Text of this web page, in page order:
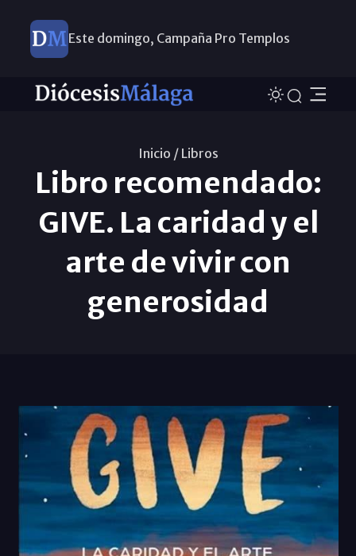
Este domingo, Campaña Pro Templos
Inicio / Libros
Libro recomendado:
GIVE. La caridad y el
arte de vivir con
generosidad